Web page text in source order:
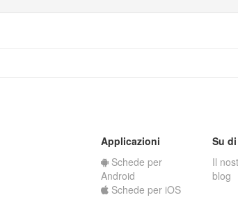
Applicazioni
Schede per
Android
Schede per iOS
Su
Il
blog